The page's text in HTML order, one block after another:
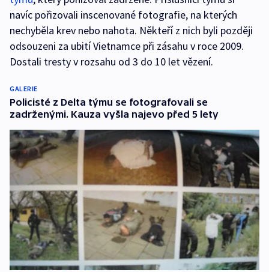
navíc pořizovali inscenované fotografie, na kterých
nechyběla krev nebo nahota. Někteří z nich byli později
odsouzeni za ubití Vietnamce při zásahu v roce 2009.
Dostali tresty v rozsahu od 3 do 10 let vězení.
GALERIE
Policisté z Delta týmu se fotografovali se
zadrženými. Kauza vyšla najevo před 5 lety